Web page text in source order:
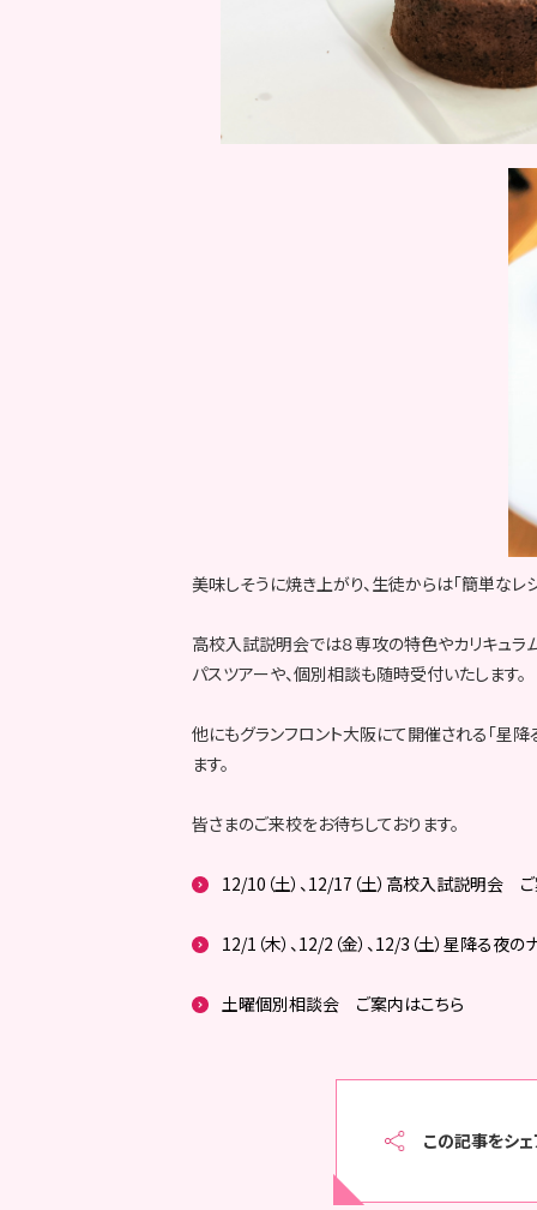
美味しそうに焼き上がり、生徒からは「簡単なレ
高校入試説明会では８専攻の特色やカリキュラ
パスツアーや、個別相談も随時受付いたします。
他にもグランフロント大阪にて開催される「星降
ます。
皆さまのご来校をお待ちしております。
12/10（土）、12/17（土）高校入試説明会
12/1（木）、12/2（金）、12/3（土）星降る
土曜個別相談会 ご案内はこちら
この記事をシ